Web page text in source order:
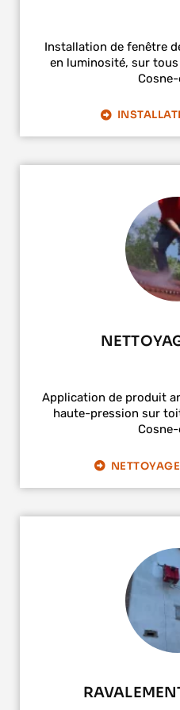
Installation de fenêtre
en luminosité, sur
Cosne-
Application de produit
haute-pression sur
Cosne-